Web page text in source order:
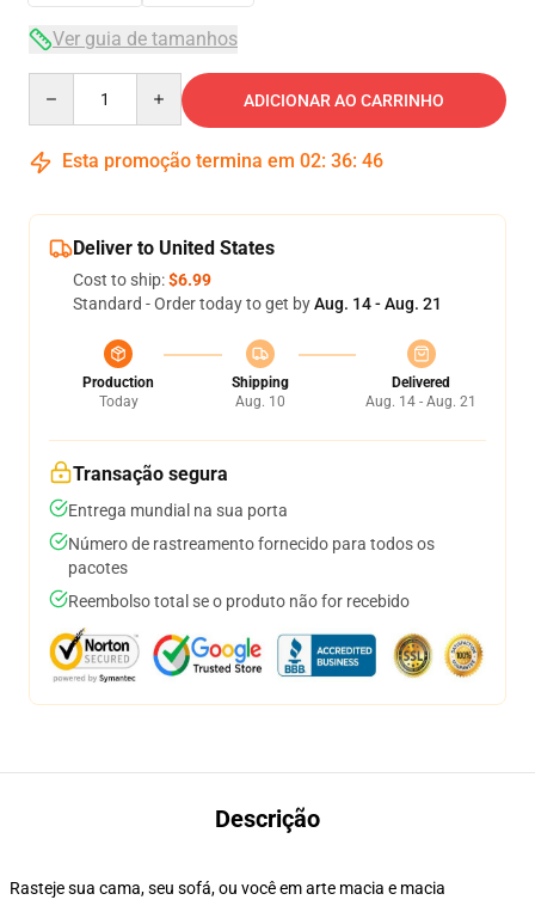
Ver guia de tamanhos
ADICIONAR AO CARRINHO
Esta promoção termina em 02: 36: 46
Deliver to United States
Cost to ship:$6.99
Standard - Order today to get byAug. 14 - Aug. 21
Production
Today
Shipping
Aug. 10
Delivered
Aug. 14 - Aug. 21
Transação segura
Entrega mundial na sua porta
Número de rastreamento fornecido para todos os
pacotes
Reembolso total se o produto não for recebido
Descrição
Rasteje sua cama, seu sofá, ou você em arte macia e macia